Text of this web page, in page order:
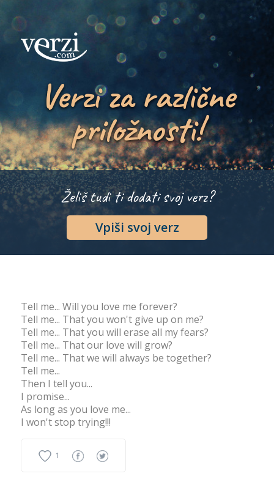
Verzi za različne
priložnosti!
Želiš tudi ti dodati svoj verz?
Vpiši svoj verz
Tell me... Will you love me forever?
Tell me... That you won't give up on me?
Tell me... That you will erase all my fears?
Tell me... That our love will grow?
Tell me... That we will always be together?
Tell me...
Then I tell you...
I promise...
As long as you love me...
I won't stop trying!!!
1